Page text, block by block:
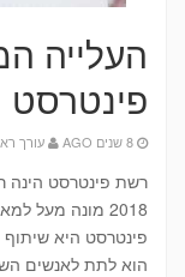
העלייה
פינטרסט
עורך
2018 מונה
פינטרסט היא
הוא לתת לאנשים